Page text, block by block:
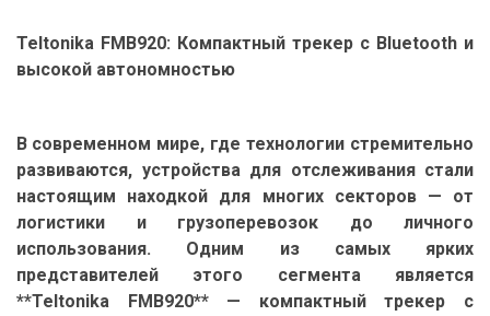
Teltonika FMB920: Компактный трекер с Bluetooth и
высокой автономностью
В современном мире, где технологии стремительно
развиваются, устройства для отслеживания стали
настоящим находкой для многих секторов — от
логистики и грузоперевозок до личного
использования. Одним из самых ярких
представителей этого сегмента является
**Teltonika FMB920** — компактный трекер с